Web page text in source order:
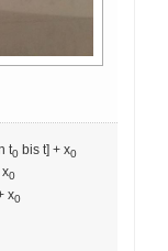
t0 bis t] + x0
x0
x0